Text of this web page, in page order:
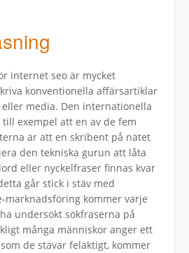
internet seo är mycket
konventionella affärsartiklar
media. Den internationella
exempel att en av de fem
är att en skribent på nätet
den tekniska gurun att låta
eller nyckelfraser finnas kvar
går stick i stäv med
marknadsföring kommer varje
undersökt sökfraserna på
många människor anger ett
de stavar felaktigt, kommer